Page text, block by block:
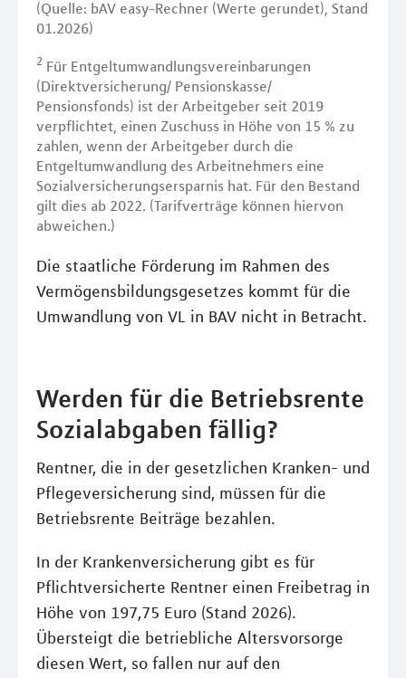
(Quelle: bAV easy-Rechner (Werte gerundet), Stand
01.2026)
2 Für Entgeltumwandlungsvereinbarungen
(Direktversicherung/ Pensionskasse/
Pensionsfonds) ist der Arbeitgeber seit 2019
verpflichtet, einen Zuschuss in Höhe von 15 % zu
zahlen, wenn der Arbeitgeber durch die
Entgeltumwandlung des Arbeitnehmers eine
Sozialversicherungsersparnis hat. Für den Bestand
gilt dies ab 2022. (Tarifverträge können hiervon
abweichen.)
Die staatliche Förderung im Rahmen des
Vermögensbildungsgesetzes kommt für die
Umwandlung von VL in BAV nicht in Betracht.
Werden für die Betriebsrente
Sozialabgaben fällig?
Rentner, die in der gesetzlichen Kranken- und
Pflegeversicherung sind, müssen für die
Betriebsrente Beiträge bezahlen.
In der Krankenversicherung gibt es für
Pflichtversicherte Rentner einen Freibetrag in
Höhe von 197,75 Euro (Stand 2026).
Übersteigt die betriebliche Altersvorsorge
diesen Wert, so fallen nur auf den